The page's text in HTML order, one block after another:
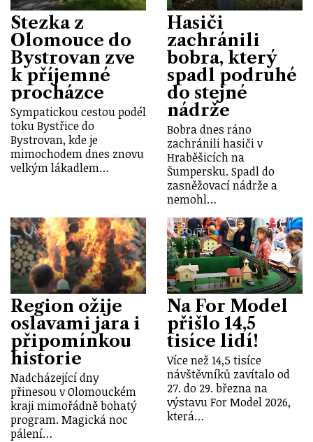
Stezka z
Olomouce do
Bystrovan zve
k příjemné
procházce
Sympatickou cestou podél
toku Bystřice do
Bystrovan, kde je
mimochodem dnes znovu
velkým lákadlem…
Hasiči
zachránili
bobra, který
spadl podruhé
do stejné
nádrže
Bobra dnes ráno
zachránili hasiči v
Hraběšicích na
Šumpersku. Spadl do
zasněžovací nádrže a
nemohl…
Region ožije
oslavami jara i
připomínkou
historie
Nadcházející dny
přinesou v Olomouckém
kraji mimořádně bohatý
program. Magická noc
pálení…
Na For Model
přišlo 14,5
tisíce lidí!
Více než 14,5 tisíce
návštěvníků zavítalo od
27. do 29. března na
výstavu For Model 2026,
která…